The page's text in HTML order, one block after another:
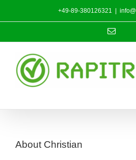
+49-89-380126321
Email
About Christian